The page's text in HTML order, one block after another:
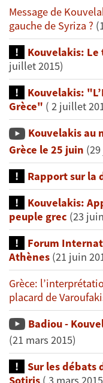
Message de
gauche de Syriza ?
Kouvelakis: Le
juillet 2015)
Kouvelakis:
Grèce" ( 2 juillet
Kouvelakis au
Grèce le 25 juin
Rapport sur la
Kouvelakis:
peuple grec (23
Forum
Athènes (21 juin
Grèce:
placard de
Badiou -
(21 mars 2015)
Sur les débats